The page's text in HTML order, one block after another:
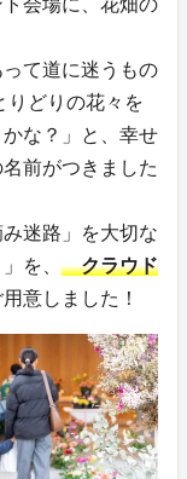
って道に迷うもの
りどりの花々を
な？」と、幸せ
前がつきました
迷路」を大切な
を、 クラウド
意しました！